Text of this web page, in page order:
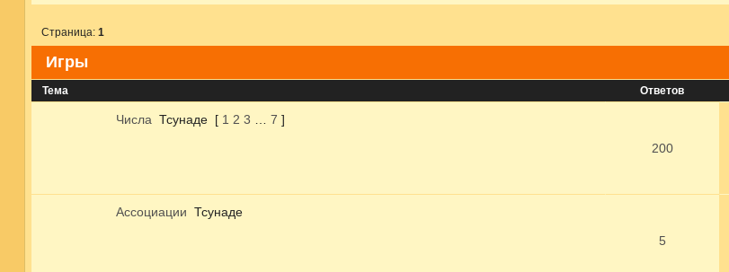
Игры
Страница: 1
Тема Ответов
Числа Тсунаде [ 1 2 3 7 ]
200
Ассоциации Тсунаде
5